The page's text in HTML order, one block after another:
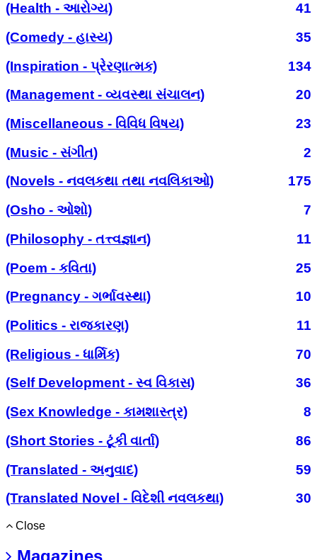
(Health - આરોગ્ય)
41
(Comedy - હાસ્ય)
35
(Inspiration - પ્રેરણાત્મક)
134
(Management - વ્યવસ્થા સંચાલન)
20
(Miscellaneous - વિવિધ વિષય)
23
(Music - સંગીત)
2
(Novels - નવલકથા તથા નવલિકાઓ)
175
(Osho - ઓશો)
7
(Philosophy - તત્ત્વજ્ઞાન)
11
(Poem - કવિતા)
25
(Pregnancy - ગર્ભાવસ્થા)
10
(Politics - રાજકારણ)
11
(Religious - ધાર્મિક)
70
(Self Development - સ્વ વિકાસ)
36
(Sex Knowledge - કામશાસ્ત્ર)
8
(Short Stories - ટૂંકી વાર્તા)
86
(Translated - અનુવાદ)
59
(Translated Novel - વિદેશી નવલકથા)
30
Close
Magazines